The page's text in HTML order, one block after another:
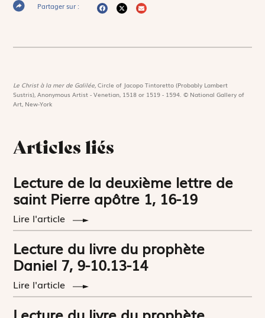
Partager sur :
Le Christ à la mer de Galilée,Circle of Jacopo Tintoretto (Probably Lambert
Sustris), Anonymous Artist - Venetian, 1518 or 1519 - 1594. © National Gallery of
Art, New-York
Articles liés
Lecture de la deuxième lettre de
saint Pierre apôtre 1, 16-19
Lire l'article
Lecture du livre du prophète
Daniel 7, 9-10.13-14
Lire l'article